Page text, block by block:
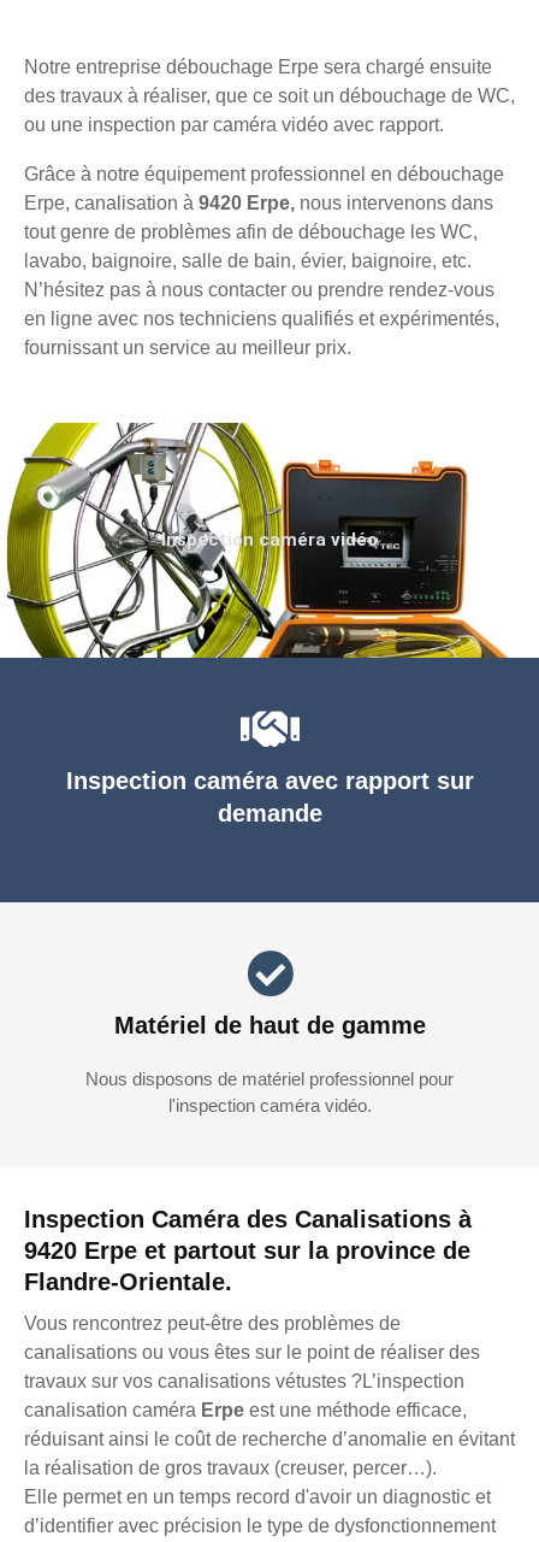
Notre entreprise débouchage Erpe sera chargé ensuite
des travaux à réaliser, que ce soit un débouchage de WC,
ou une inspection par caméra vidéo avec rapport.
Grâce à notre équipement professionnel en débouchage
Erpe, canalisation à 9420 Erpe, nous intervenons dans
tout genre de problèmes afin de débouchage les WC,
lavabo, baignoire, salle de bain, évier, baignoire, etc.
N’hésitez pas à nous contacter ou prendre rendez-vous
en ligne avec nos techniciens qualifiés et expérimentés,
fournissant un service au meilleur prix.
Inspection Caméra des Canalisations à
9420 Erpe et partout sur la province de
Flandre-Orientale.
Vous rencontrez peut-être des problèmes de
canalisations ou vous êtes sur le point de réaliser des
travaux sur vos canalisations vétustes ?L’inspection
canalisation caméra Erpe est une méthode efficace,
réduisant ainsi le coût de recherche d’anomalie en évitant
la réalisation de gros travaux (creuser, percer…).
Elle permet en un temps record d'avoir un diagnostic et
d’identifier avec précision le type de dysfonctionnement
Inspection caméra avec rapport sur
demande
Matériel de haut de gamme
Nous disposons de matériel professionnel pour
l'inspection caméra vidéo.
Inspection caméra vidéo